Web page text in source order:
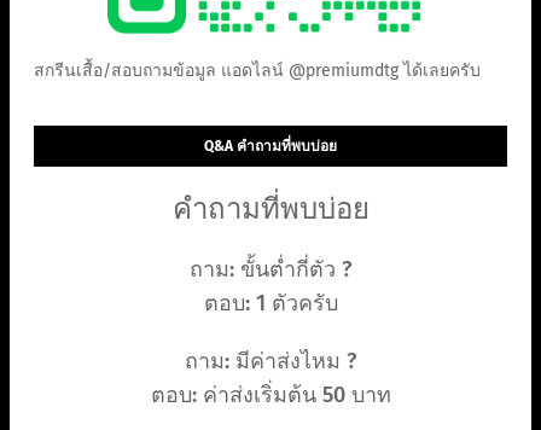
สกรีนเสื้อ/สอบถามข้อมูล แอดไลน์ @premiumdtg ได้เลยครับ
Q&A คำถามที่พบบ่อย
คำถามที่พบบ่อย
ถาม: ขั้นต่ำกี่ตัว ?
ตอบ: 1 ตัวครับ
ถาม: มีค่าส่งไหม ?
ตอบ: ค่าส่งเริ่มต้น 50 บาท